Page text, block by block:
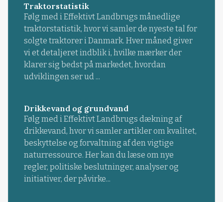
Traktorstatistik
Følg med i Effektivt Landbrugs månedlige
traktorstatistik, hvor vi samler de nyeste tal for
solgte traktorer i Danmark. Hver måned giver
vi et detaljeret indblik i, hvilke mærker der
klarer sig bedst på markedet, hvordan
udviklingen ser ud ...
Drikkevand og grundvand
Følg med i Effektivt Landbrugs dækning af
drikkevand, hvor vi samler artikler om kvalitet,
beskyttelse og forvaltning af den vigtige
naturressource. Her kan du læse om nye
regler, politiske beslutninger, analyser og
initiativer, der påvirke...